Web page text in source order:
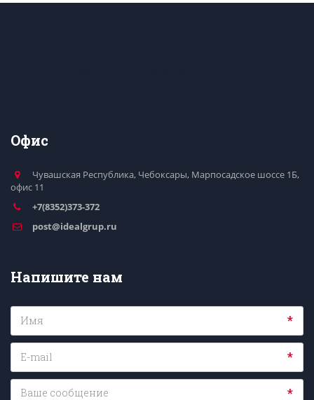
Офис
Чувашская Республика, Чебоксары, Марпосадское шоссе 1Б,
офис 11
+7(8352)373-372
post@idealgrup.ru
Напишите нам
*
*
*